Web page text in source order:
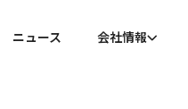
ニュース 会社情報